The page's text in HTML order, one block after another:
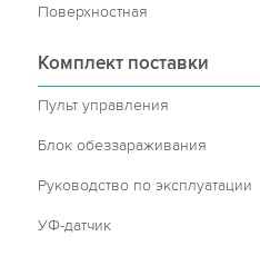
Поверхностная
Комплект поставки
Пульт управления
Блок обеззараживания
Руководство по эксплуатации
УФ-датчик